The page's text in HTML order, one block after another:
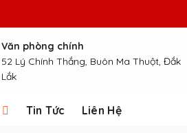
Văn phòng chính
52 Lý Chính Thắng, Buôn Ma Thuột, Đắk
Lắk
Tin Tức Liên Hệ